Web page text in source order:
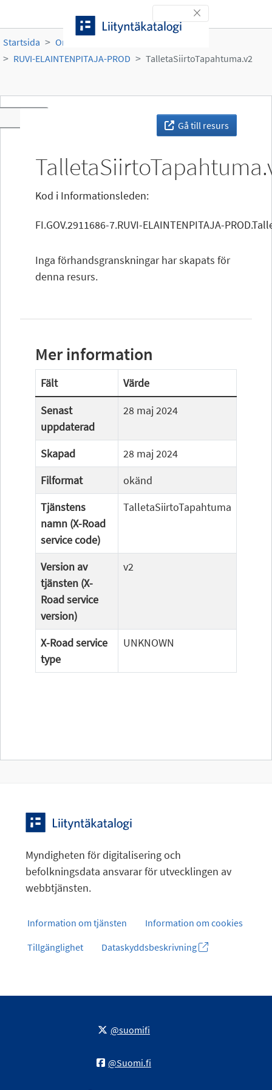
Toggle navigation
Startsida Organisationer
RUVI-ELAINTENPITAJA-PROD
TalletaSiirtoTapahtuma.v2
Gå till resurs
Kod i Informationsleden:
FI.GOV.2911686-7.RUVI-ELAINTENPITAJA-
Inga förhandsgranskningar har skapats för
denna resurs.
Mer information
Fält
Värde
Senast
uppdaterad
28 maj 2024
Skapad
28 maj 2024
Filformat
okänd
Tjänstens
namn (X-Road
service code)
TalletaSiirtoTapahtuma
Version av
tjänsten (X-
Road service
version)
v2
X-Road service
type
UNKNOWN
Myndigheten för digitalisering och
befolkningsdata ansvarar för utvecklingen av
webbtjänsten.
Information om tjänsten
Information om cookies
Tillgänglighet
Dataskyddsbeskrivning
@suomifi
@Suomi.fi